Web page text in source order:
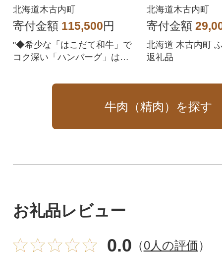
牛肉 ビーフ 赤身 国産
北海道木古内町
寄付金額 115,500円
"◆希少な「はこだて和牛」で
コク深い「ハンバーグ」はい
牛」...木古内町の酪農家が育て
年間出荷数はわずか220頭と希
いは、脂より赤身が優位であ
産 北海道 ブ
北海道木古内町
寄付金額
北海道 木古内町
返礼品
牛肉（精肉）を探す
お礼品レビュー
0.0 （0人の評価）